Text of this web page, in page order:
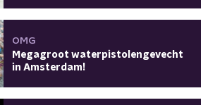
OMG
Megagroot waterpistolengevecht
in Amsterdam!